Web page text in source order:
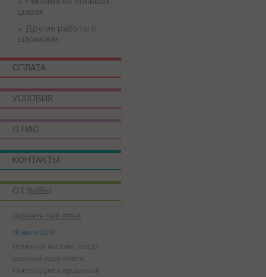
Реклама на больших
шарах
Другие работы с
шариками
ОПЛАТА
УСЛОВИЯ
О НАС
КОНТАКТЫ
ОТЗЫВЫ
Добавить свой отзыв
18 июля 2019
Отличный магазин, всегда
широкий ассортимент,
клиентоориентированный